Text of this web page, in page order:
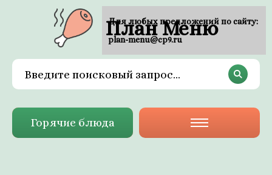
План Меню
Горячие блюда
Для любых предложений по сайту:
plan-menu@cp9.ru